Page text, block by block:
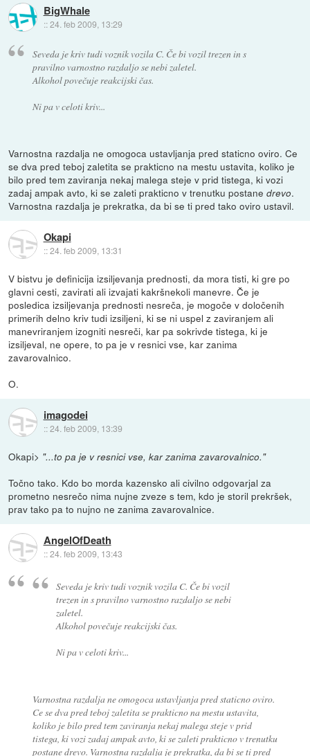
BigWhale
::24. feb 2009, 13:29
Seveda je kriv tudi voznik vozila C. Če bi vozil trezen in s
pravilno varnostno razdaljo se nebi zaletel.
Alkohol povečuje reakcijski čas.
Ni pa v celoti kriv...
Varnostna razdalja ne omogoca ustavljanja pred staticno oviro. Ce
se dva pred teboj zaletita se prakticno na mestu ustavita, koliko je
bilo pred tem zaviranja nekaj malega steje v prid tistega, ki vozi
zadaj ampak avto, ki se zaleti prakticno v trenutku postanedrevo.
Varnostna razdalja je prekratka, da bi se ti pred tako oviro ustavil.
Okapi
::24. feb 2009, 13:31
V bistvu je definicija izsiljevanja prednosti, da mora tisti, ki gre po
glavni cesti, zavirati ali izvajati kakršnekoli manevre. Če je
posledica izsiljevanja prednosti nesreča, je mogoče v določenih
primerih delno kriv tudi izsiljeni, ki se ni uspel z zaviranjem ali
manevriranjem izogniti nesreči, kar pa sokrivde tistega, ki je
izsiljeval, ne opere, to pa je v resnici vse, kar zanima
zavarovalnico.
O.
imagodei
::24. feb 2009, 13:39
Okapi> "...to pa je v resnici vse, kar zanima zavarovalnico."
Točno tako. Kdo bo morda kazensko ali civilno odgovarjal za
prometno nesrečo nima nujne zveze s tem, kdo je storil prekršek,
prav tako pa to nujno ne zanima zavarovalnice.
AngelOfDeath
::24. feb 2009, 13:43
Seveda je kriv tudi voznik vozila C. Če bi vozil
trezen in s pravilno varnostno razdaljo se nebi
zaletel.
Alkohol povečuje reakcijski čas.
Ni pa v celoti kriv...
Varnostna razdalja ne omogoca ustavljanja pred staticno oviro.
Ce se dva pred teboj zaletita se prakticno na mestu ustavita,
koliko je bilo pred tem zaviranja nekaj malega steje v prid
tistega, ki vozi zadaj ampak avto, ki se zaleti prakticno v trenutku
postanedrevo. Varnostna razdalja je prekratka, da bi se ti pred